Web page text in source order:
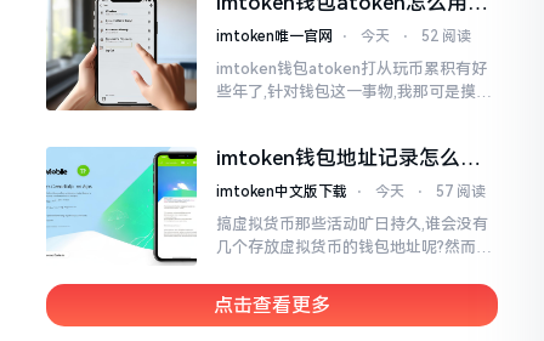
简易的
一文教你搞定
imtoken唯一官网 ⋅ 今天 ⋅ 52 阅读
imtoken钱包atoken打从玩币累积有好
些年了,针对钱包这一事物,我那可是摸得
一块儿
imtoken钱包地址记录怎么
删？手把手教你清干净
imtoken中文版下载 ⋅ 今天 ⋅ 57 阅读
搞虚拟货币那些活动旷日持久,谁会没有
几个存放虚拟货币的钱包地址呢?然而某
就让人心烦意乱。前段时间我着手整理
钱包
点击查看更多